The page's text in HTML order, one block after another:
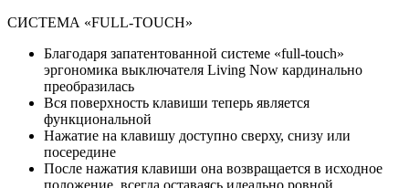
СИСТЕМА «FULL-TOUCH»
Благодаря запатентованной системе «full-touch»
эргономика выключателя Living Now кардинально
преобразилась
Вся поверхность клавиши теперь является
функциональной
Нажатие на клавишу доступно сверху, снизу или
посередине
После нажатия клавиши она возвращается в исходное
положение, всегда оставаясь идеально ровной